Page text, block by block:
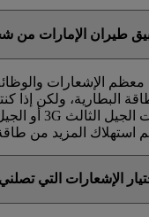
طيران الإمارات من
معظم الإشعارات
البطارية، ولكن إذا
المزيد من طاقة
الإشعارات التي